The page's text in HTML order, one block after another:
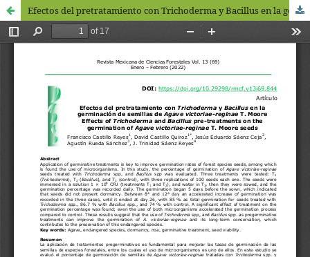
Efectos del pretratamiento con Trichoderma y Bacillus en la germinación de semillas de Agave victoriae-reginae T. Moore